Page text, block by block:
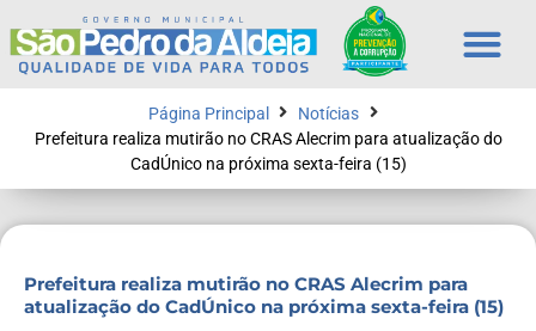
Página Principal
Notícias
Prefeitura realiza mutirão no CRAS Alecrim para atualização do
CadÚnico na próxima sexta-feira (15)
Prefeitura realiza mutirão no CRAS Alecrim para
atualização do CadÚnico na próxima sexta-feira (15)